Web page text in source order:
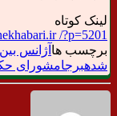
لینک کوتاه
/?p=5201
برچسب ها آژانس
شدهبرجامشورای